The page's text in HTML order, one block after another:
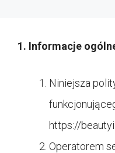
1. Informacje
Niniejsza
https://
Operatorem